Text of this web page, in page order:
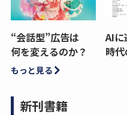
“会話型”広告は
何を変えるのか？
AIに
時
もっと見る
新刊書籍